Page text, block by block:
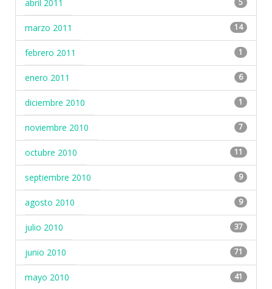
abril 2011 5
marzo 2011 14
febrero 2011 1
enero 2011 6
diciembre 2010 1
noviembre 2010 7
octubre 2010 11
septiembre 2010 9
agosto 2010 9
julio 2010 37
junio 2010 71
mayo 2010 41